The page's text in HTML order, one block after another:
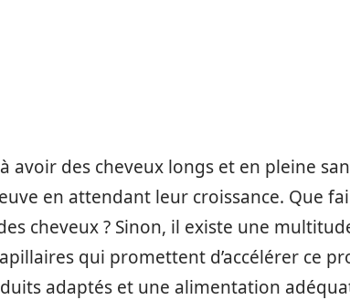
avoir des cheveux longs et en pleine
en attendant leur croissance. Que
cheveux ? Sinon, il existe une
qui promettent d’accélérer ce
adaptés et une alimentation